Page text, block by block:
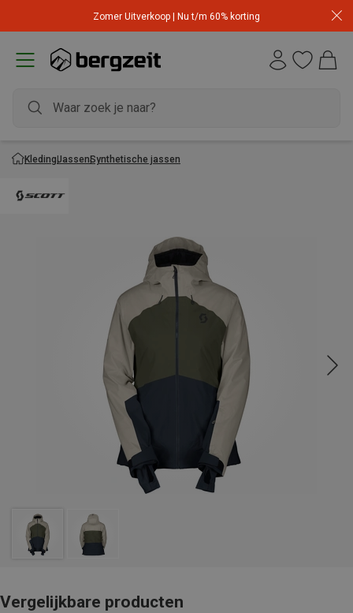
Zomer Uitverkoop | Nu t/m 60% korting
KledingJassenSynthetische jassen
Vergelijkbare producten